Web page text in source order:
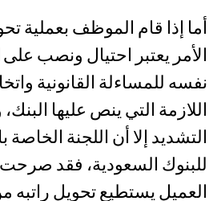
أما إذا قام الموظف بعملية
الأمر يعتبر احتيال ونصب
نفسه للمساءلة القانونية
اللازمة التي ينص عليها
التشديد إلا أن اللجنة الخاصة
للبنوك السعودية، فقد
العميل يستطيع تحويل راتبه